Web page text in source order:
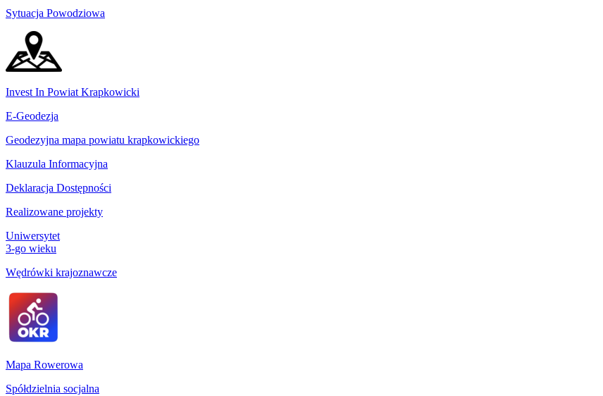
Sytuacja Powodziowa
Invest In Powiat Krapkowicki
E-Geodezja
Geodezyjna mapa powiatu krapkowickiego
Klauzula Informacyjna
Deklaracja Dostępności
Realizowane projekty
Uniwersytet
3-go wieku
Wędrówki krajoznawcze
Mapa Rowerowa
Spółdzielnia socjalna